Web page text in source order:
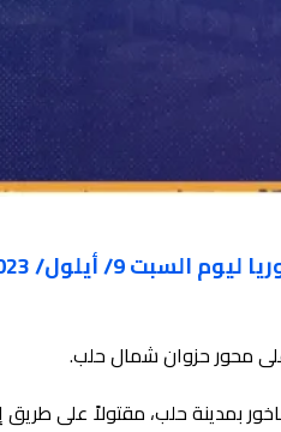
9/ أيلول/ 2023
محور حزوان شمال حلب.
بمدينة حلب، مقتولاً على طريق